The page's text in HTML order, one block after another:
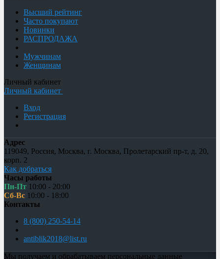
Высший рейтинг
Часто покупают
Новинки
РАСПРОДАЖА
Мужчинам
Женщинам
Личный кабинет
Личный кабинет
Вход
Регистрация
Адрес
119049, Россия, Москва, г. Москва, Пролетарский пр-т, д. 20,
корп. 2
Как добраться
Часы работы
Пн-Пт 10:00 - 20:00
Сб-Вс 10:00 - 18:00
Контакты
8 (800) 250-54-14
antiblik2018@list.ru
Мы получаем и обрабатываем персональные данные